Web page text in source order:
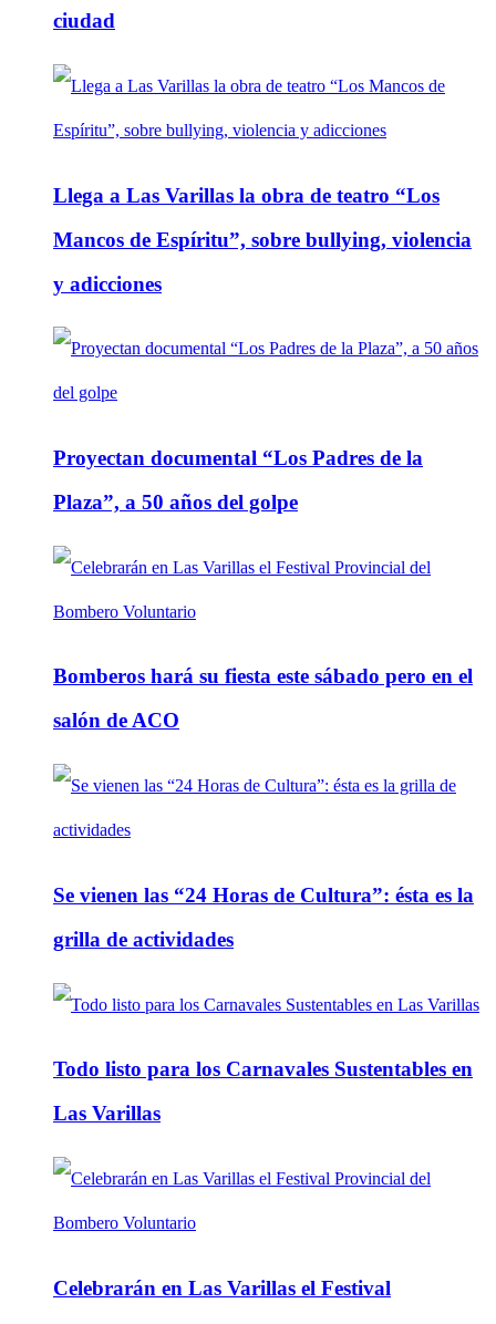
ciudad
Llega a Las Varillas la obra de teatro “Los
Mancos de Espíritu”, sobre bullying, violencia
y adicciones
Proyectan documental “Los Padres de la
Plaza”, a 50 años del golpe
Bomberos hará su fiesta este sábado pero en el
salón de ACO
Se vienen las “24 Horas de Cultura”: ésta es la
grilla de actividades
Todo listo para los Carnavales Sustentables en
Las Varillas
Celebrarán en Las Varillas el Festival